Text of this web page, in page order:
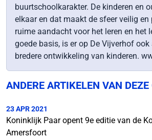
buurtschoolkarakter. De kinderen en
elkaar en dat maakt de sfeer veilig en
ruime aandacht voor het leren en het
goede basis, is er op De Vijverhof
bredere ontwikkeling van kinderen.
ANDERE ARTIKELEN VAN
23 APR 2021
Koninklijk Paar opent 9e editie van de
Amersfoort